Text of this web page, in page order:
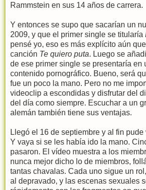
Rammstein en sus 14 años de carrera.
Y entonces se supo que sacarían un
2009, y que el primer single se titularía
pensé yo, eso es más explícito aún
canción Te quiero puta. Luego se
de ese primer single se presentaría en
contenido pornográfico. Bueno, será
fue un poco la mano. Pero no me
videoclip a escondidas y disfrutar del
del día como siempre. Escuchar a un
alemán también tiene sus ventajas.
Llegó el 16 de septiembre y al fin pude
Y vaya si se les había ido la mano.
pasaron. El vídeo muestra a los
nunca mejor dicho lo de miembros,
tantas chavalas. Cada uno sigue un
al depravado, y las escenas sexuales